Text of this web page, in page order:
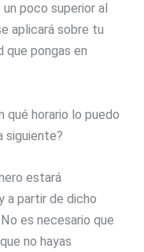
poco superior al
aplicará sobre tu
que pongas en
qué horario lo puedo
siguiente?
estará
a partir de dicho
es necesario que
no hayas